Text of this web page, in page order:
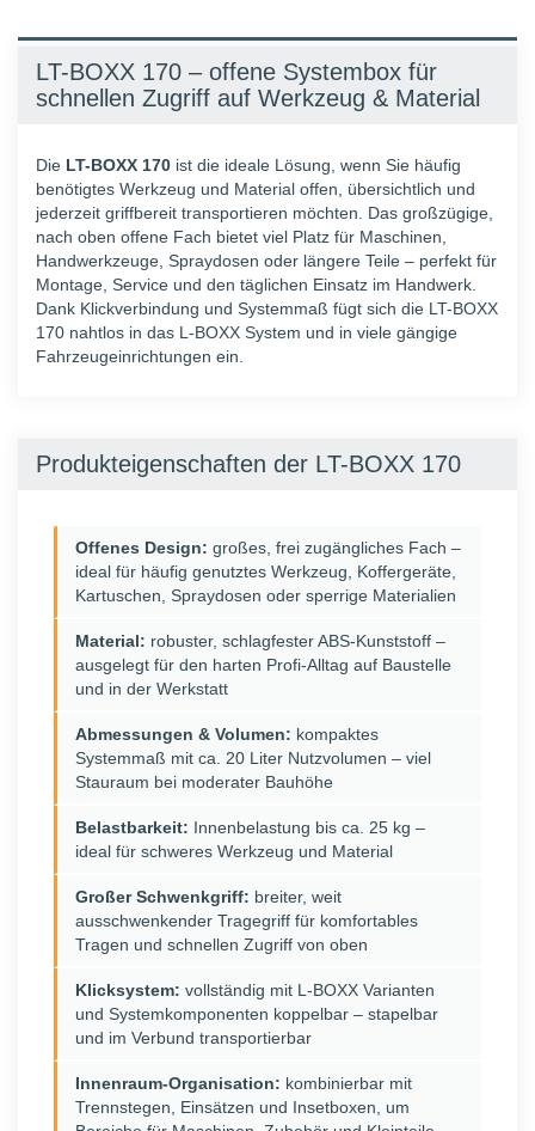
LT-BOXX 170 – offene Systembox für
schnellen Zugriff auf Werkzeug & Material
Die LT-BOXX 170 ist die ideale Lösung, wenn Sie häufig
benötigtes Werkzeug und Material offen, übersichtlich und
jederzeit griffbereit transportieren möchten. Das großzügige,
nach oben offene Fach bietet viel Platz für Maschinen,
Handwerkzeuge, Spraydosen oder längere Teile – perfekt für
Montage, Service und den täglichen Einsatz im Handwerk.
Dank Klickverbindung und Systemmaß fügt sich die LT-BOXX
170 nahtlos in das L-BOXX System und in viele gängige
Fahrzeugeinrichtungen ein.
Produkteigenschaften der LT-BOXX 170
Offenes Design: großes, frei zugängliches Fach –
ideal für häufig genutztes Werkzeug, Koffergeräte,
Kartuschen, Spraydosen oder sperrige Materialien
Material: robuster, schlagfester ABS-Kunststoff –
ausgelegt für den harten Profi-Alltag auf Baustelle
und in der Werkstatt
Abmessungen & Volumen: kompaktes
Systemmaß mit ca. 20 Liter Nutzvolumen – viel
Stauraum bei moderater Bauhöhe
Belastbarkeit: Innenbelastung bis ca. 25 kg –
ideal für schweres Werkzeug und Material
Großer Schwenkgriff: breiter, weit
ausschwenkender Tragegriff für komfortables
Tragen und schnellen Zugriff von oben
Klicksystem: vollständig mit L-BOXX Varianten
und Systemkomponenten koppelbar – stapelbar
und im Verbund transportierbar
Innenraum-Organisation: kombinierbar mit
Trennstegen, Einsätzen und Insetboxen, um